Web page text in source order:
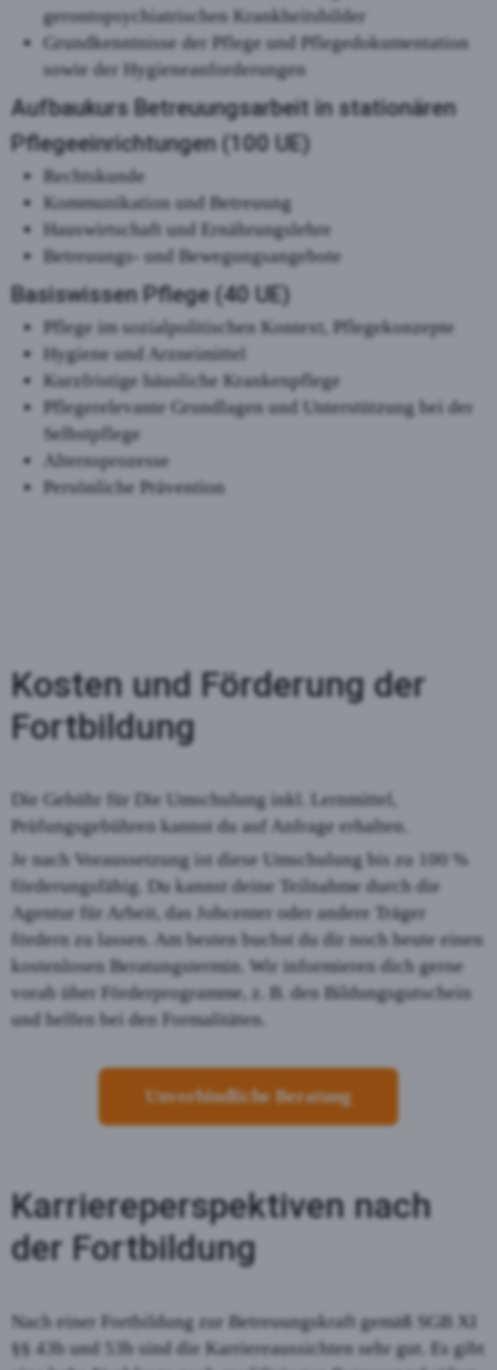
gerontopsychiatrischen Krankheitsbilder
Grundkenntnisse der Pflege und Pflegedokumentation
sowie der Hygieneanforderungen
Aufbaukurs Betreuungsarbeit in stationären
Pflegeeinrichtungen (100 UE)
Rechtskunde
Kommunikation und Betreuung
Hauswirtschaft und Ernährungslehre
Betreuungs- und Bewegungsangebote
Basiswissen Pflege (40 UE)
Pflege im sozialpolitischen Kontext, Pflegekonzepte
Hygiene und Arzneimittel
Kurzfristige häusliche Krankenpflege
Pflegerelevante Grundlagen und Unterstützung bei der
Selbstpflege
Alternsprozesse
Persönliche Prävention
Kosten und Förderung der
Fortbildung
Die Gebühr für Die Umschulung inkl. Lernmittel,
Prüfungsgebühren kannst du auf Anfrage erhalten.
Je nach Voraussetzung ist diese Umschulung bis zu 100 %
förderungsfähig. Du kannst deine Teilnahme durch die
Agentur für Arbeit, das Jobcenter oder andere Träger
fördern zu lassen. Am besten buchst du dir noch heute einen
kostenlosen Beratungstermin. Wir informieren dich gerne
vorab über Förderprogramme, z. B. den Bildungsgutschein
und helfen bei den Formalitäten.
Unverbindliche Beratung
Karriereperspektiven nach
der Fortbildung
Nach einer Fortbildung zur Betreuungskraft gemäß SGB XI
§§ 43b und 53b sind die Karriereaussichten sehr gut. Es gibt